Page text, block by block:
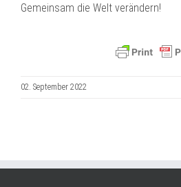
Gemeinsam die Welt verändern!
02. September 2022